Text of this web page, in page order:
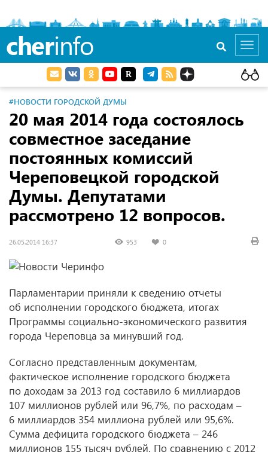
cherinfo
#НОВОСТИ ГОРОДСКОЙ ДУМЫ
20 мая 2014 года состоялось
совместное заседание
постоянных комиссий
Череповецкой городской
Думы. Депутатами
рассмотрено 12 вопросов.
26.05.2014 16:37 953 0
Парламентарии приняли к сведению отчеты
об исполнении городского бюджета, итогах
Программы социально-экономического развития
города Череповца за минувший год.
Согласно представленным документам,
фактическое исполнение городского бюджета
по доходам за 2013 год составило 6 миллиардов
107 миллионов рублей или 96,7%, по расходам –
6 миллиардов 354 миллиона рублей или 95,6%.
Сумма дефицита городского бюджета – 246
миллионов 155 тысяч рублей. По сравнению с 2012